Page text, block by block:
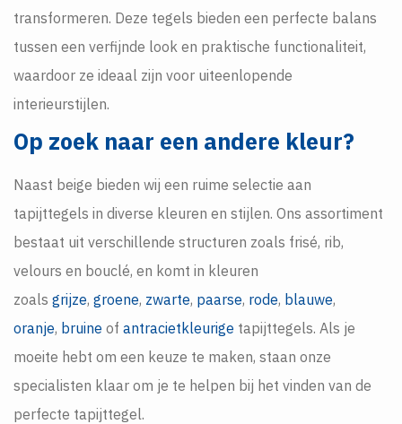
transformeren. Deze tegels bieden een perfecte balans
tussen een verfijnde look en praktische functionaliteit,
waardoor ze ideaal zijn voor uiteenlopende
interieurstijlen.
Op zoek naar een andere kleur?
Naast beige bieden wij een ruime selectie aan
tapijttegels in diverse kleuren en stijlen. Ons assortiment
bestaat uit verschillende structuren zoals frisé, rib,
velours en bouclé, en komt in kleuren
zoals grijze, groene, zwarte, paarse, rode, blauwe,
oranje, bruine of antracietkleurige tapijttegels. Als je
moeite hebt om een keuze te maken, staan onze
specialisten klaar om je te helpen bij het vinden van de
perfecte tapijttegel.